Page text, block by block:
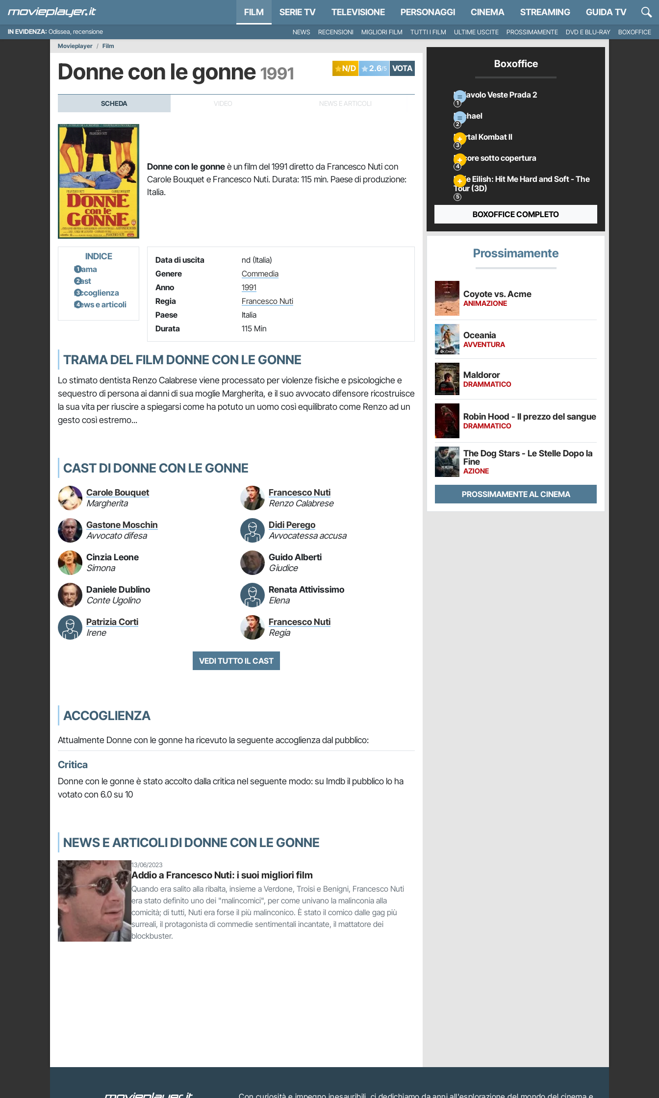
FILM SERIE TV TELEVISIONE PERSONAGGI CINEMA STREAMING GUIDA TV
IN EVIDENZA: Odissea, recensione NEWS RECENSIONI MIGLIORI FILM TUTTI I FILM ULTIME USCITE PROSSIMAMENTE DVD E BLU-RAY
BOXOFFICE
Movieplayer
Film
Donne con le gonne 1991 N/D 2.6/5 VOTA
SCHEDA VIDEO NEWS E ARTICOLI
Donne con le gonneè un film del 1991 diretto da Francesco Nuti con
Carole Bouquet e Francesco Nuti. Durata: 115 min. Paese di produzione:
Italia.
INDICE
Trama
Cast
Accoglienza
News e articoli
Data di uscita
nd (Italia)
Genere
Commedia
Anno
1991
Regia
Francesco Nuti
Paese
Italia
Durata
115 Min
TRAMA DEL FILM DONNE CON LE GONNE
Lo stimato dentista Renzo Calabrese viene processato per violenze fisiche e psicologiche e
sequestro di persona ai danni di sua moglie Margherita, e il suo avvocato difensore ricostruisce
la sua vita per riuscire a spiegarsi come ha potuto un uomo così equilibrato come Renzo ad un
gesto così estremo...
CAST DI DONNE CON LE GONNE
Carole Bouquet
Margherita
Francesco Nuti
Renzo Calabrese
Gastone Moschin
Avvocato difesa
Didi Perego
Avvocatessa accusa
Cinzia Leone
Simona
Guido Alberti
Giudice
Daniele Dublino
Conte Ugolino
Renata Attivissimo
Elena
Patrizia Corti
Irene
Francesco Nuti
Regia
VEDI TUTTO IL CAST
ACCOGLIENZA
Attualmente Donne con le gonne ha ricevuto la seguente accoglienza dal pubblico:
Critica
Donne con le gonne è stato accolto dalla critica nel seguente modo: su Imdb il pubblico lo ha
votato con 6.0 su 10
NEWS E ARTICOLI DI DONNE CON LE GONNE
13/06/2023
Addio a Francesco Nuti: i suoi migliori film
Quando era salito alla ribalta, insieme a Verdone, Troisi e Benigni, Francesco Nuti
era stato definito uno dei "malincomici", per come univano la malinconia alla
comicità; di tutti, Nuti era forse il più malinconico. È stato il comico dalle gag più
surreali, il protagonista di commedie sentimentali incantate, il mattatore dei
blockbuster.
Boxoffice
Il Diavolo Veste Prada 2
Michael
Mortal Kombat II
Pecore sotto copertura
Billie Eilish: Hit Me Hard and Soft - The
Tour (3D)
BOXOFFICE COMPLETO
Prossimamente
Coyote vs. Acme
ANIMAZIONE
Oceania
AVVENTURA
Maldoror
DRAMMATICO
Robin Hood - Il prezzo del sangue
DRAMMATICO
The Dog Stars - Le Stelle Dopo la
Fine
AZIONE
PROSSIMAMENTE AL CINEMA